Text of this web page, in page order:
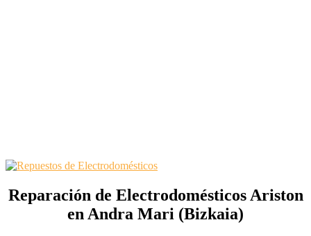
Reparación de Electrodomésticos Ariston
en Andra Mari (Bizkaia)